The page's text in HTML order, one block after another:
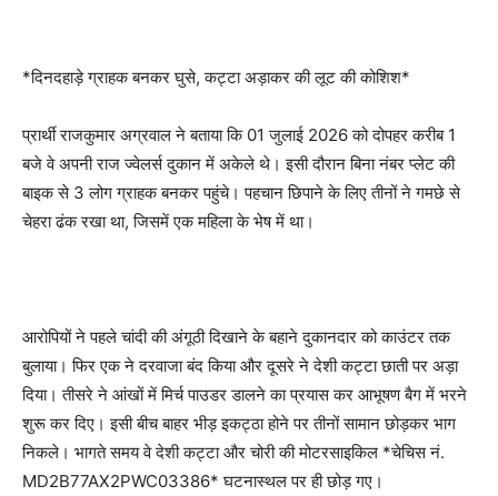
*दिनदहाड़े ग्राहक बनकर घुसे, कट्टा अड़ाकर की लूट की कोशिश*
प्रार्थी राजकुमार अग्रवाल ने बताया कि 01 जुलाई 2026 को दोपहर करीब 1
बजे वे अपनी राज ज्वेलर्स दुकान में अकेले थे। इसी दौरान बिना नंबर प्लेट की
बाइक से 3 लोग ग्राहक बनकर पहुंचे। पहचान छिपाने के लिए तीनों ने गमछे से
चेहरा ढंक रखा था, जिसमें एक महिला के भेष में था।
आरोपियों ने पहले चांदी की अंगूठी दिखाने के बहाने दुकानदार को काउंटर तक
बुलाया। फिर एक ने दरवाजा बंद किया और दूसरे ने देशी कट्टा छाती पर अड़ा
दिया। तीसरे ने आंखों में मिर्च पाउडर डालने का प्रयास कर आभूषण बैग में भरने
शुरू कर दिए। इसी बीच बाहर भीड़ इकट्ठा होने पर तीनों सामान छोड़कर भाग
निकले। भागते समय वे देशी कट्टा और चोरी की मोटरसाइकिल *चेचिस नं.
MD2B77AX2PWC03386* घटनास्थल पर ही छोड़ गए।